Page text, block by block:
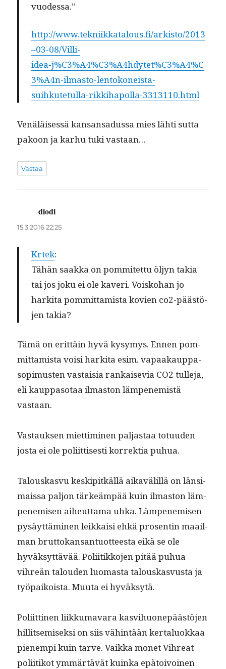
vuodessa.”
http://www.tekniikkatalous.fi/arkisto/2013
–03-08/Villi-
idea‑j%C3%A4%C3%A4hdytet%C3%A4%C
3%A4n-ilmasto-lentokoneista-
suihkutetulla-rikkihapolla-3313110.html
Venäläisessä kansansadus­sa mies lähti sut­ta
pakoon ja karhu tuki vastaan…
Vastaa
diodi
15.3.2016 22:25
Krtek:
Tähän saak­ka on pom­mitet­tu öljyn takia
tai jos joku ei ole kaveri. Voisko­han jo
harki­ta pom­mit­tamista kovien co2-päästö­
jen takia?
Tämä on erit­täin hyvä kysymys. Ennen pom­
mit­tamista voisi harki­ta esim. vapaakaup­pa­
sopimusten vas­taisia rankai­se­via CO2 tulle­ja,
eli kaup­pa­so­taa ilmas­ton läm­pen­e­mistä
vastaan.
Vas­tauk­sen miet­timi­nen pal­jas­taa totu­u­den
jos­ta ei ole poli­it­tis­es­ti kor­rek­tia puhua.
Talouskasvu keskip­itkäl­lä aikavälil­lä on län­si­
mais­sa paljon tärkeäm­pää kuin ilmas­ton läm­
pen­e­misen aiheut­ta­ma uhka. Läm­pen­e­misen
pysäyt­tämi­nen leikkaisi ehkä pros­entin maail­
man brut­tokansan­tuot­teesta eikä se ole
hyväksyt­tävää. Poli­itikko­jen pitää puhua
vihreän talouden luo­mas­ta talouskasvus­ta ja
työ­paikoista. Muu­ta ei hyväksytä.
Poli­it­ti­nen liikku­mavara kasvi­huonepäästö­jen
hillit­semisek­si on siis vähin­tään ker­talu­okkaa
pienem­pi kuin tarve. Vaik­ka mon­et Vihreat
poli­itikot ymmärtävät kuin­ka epä­toivoinen